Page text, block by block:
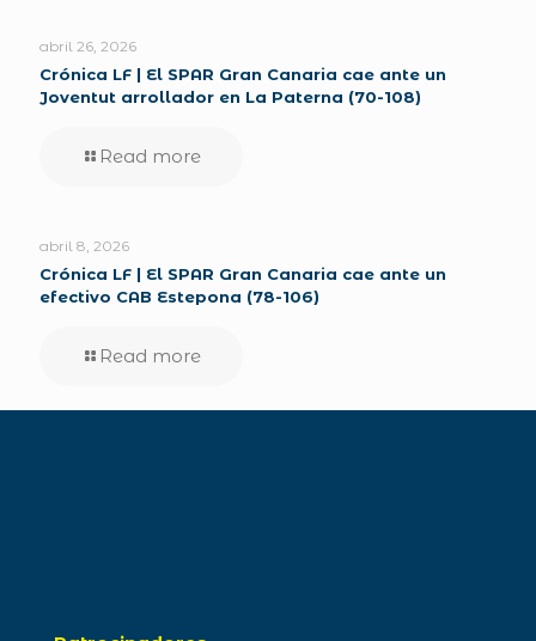
abril 26, 2026
Crónica LF | El SPAR Gran Canaria cae ante un
Joventut arrollador en La Paterna (70-108)
Read more
abril 8, 2026
Crónica LF | El SPAR Gran Canaria cae ante un
efectivo CAB Estepona (78-106)
Read more